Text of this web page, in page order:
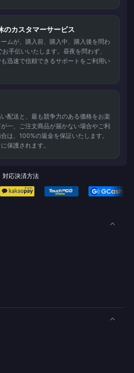
のカスタマーサービス
ムが、購入前、購入中、購入後を問わ
手伝いいたします。昼夜を問わず、
迅速で信頼できるサポートをご利用い
配送と、最も競争力のある価格をお楽
一、ご注文商品が届かない場合やご利
は、100%の返金を保証いたします。
保護されます。
対応決済方法